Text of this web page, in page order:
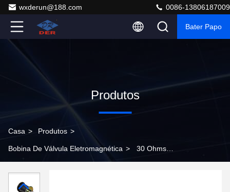
wxderun@188.com 0086-13806187009
Bater Papo
Produtos
Casa > Produtos >
Bobina De Válvula Eletromagnética > 30 Ohms
Diâmetro Para válvulas industriais